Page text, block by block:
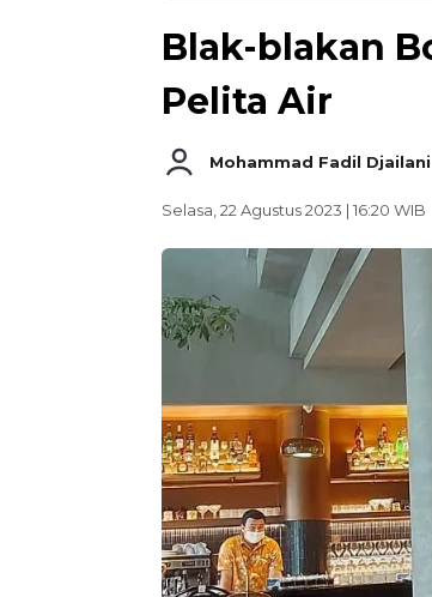
Blak-blakan
Pelita Air
Mohammad Fadil Djailani
Selasa, 22 Agustus 2023 | 16:20 WIB